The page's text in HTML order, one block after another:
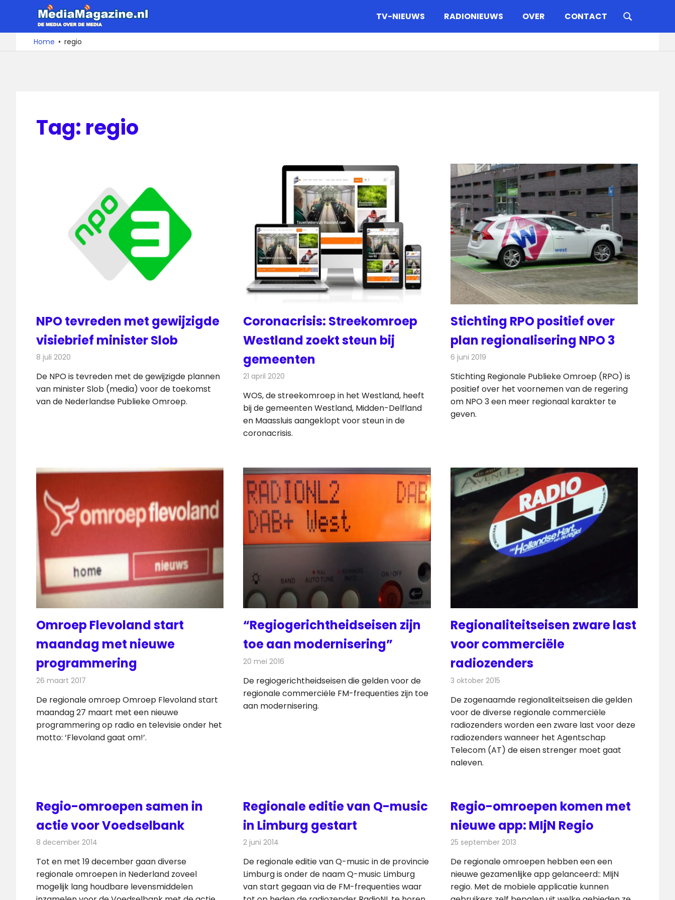
de
De
media
over
TV-NIEUWS RADIONIEUWS OVER CONTACT
Home regio
Tag: regio
NPO tevreden met gewijzigde
visiebrief minister Slob
8 juli 2020
De NPO is tevreden met de gewijzigde plannen
van minister Slob (media) voor de toekomst
van de Nederlandse Publieke Omroep.
Coronacrisis: Streekomroep
Westland zoekt steun bij
gemeenten
21 april 2020
WOS, de streekomroep in het Westland, heeft
bij de gemeenten Westland, Midden-Delfland
en Maassluis aangeklopt voor steun in de
coronacrisis.
Stichting RPO positief over
plan regionalisering NPO 3
6 juni 2019
Stichting Regionale Publieke Omroep (RPO) is
positief over het voornemen van de regering
om NPO 3 een meer regionaal karakter te
geven.
Omroep Flevoland start
maandag met nieuwe
programmering
26 maart 2017
De regionale omroep Omroep Flevoland start
maandag 27 maart met een nieuwe
programmering op radio en televisie onder het
motto: ‘Flevoland gaat om!’.
“Regiogerichtheidseisen zijn
toe aan modernisering”
20 mei 2016
De regiogerichtheidseisen die gelden voor de
regionale commerciële FM-frequenties zijn toe
aan modernisering.
Regionaliteitseisen zware last
voor commerciële
radiozenders
3 oktober 2015
De zogenaamde regionaliteitseisen die gelden
voor de diverse regionale commerciële
radiozenders worden een zware last voor deze
radiozenders wanneer het Agentschap
Telecom (AT) de eisen strenger moet gaat
naleven.
Regio-omroepen samen in
actie voor Voedselbank
8 december 2014
Tot en met 19 december gaan diverse
regionale omroepen in Nederland zoveel
mogelijk lang houdbare levensmiddelen
Regionale editie van Q-music
in Limburg gestart
2 juni 2014
De regionale editie van Q-music in de provincie
Limburg is onder de naam Q-music Limburg
van start gegaan via de FM-frequenties waar
Regio-omroepen komen met
nieuwe app: MIjN Regio
25 september 2013
De regionale omroepen hebben een een
nieuwe gezamenlijke app gelanceerd:: MIjN
regio. Met de mobiele applicatie kunnen